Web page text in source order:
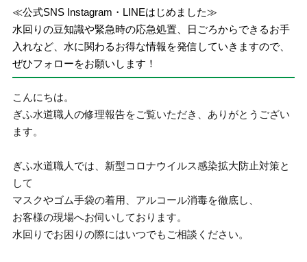
≪公式SNS Instagram・LINEはじめました≫
水回りの豆知識や緊急時の応急処置、日ごろからできるお手
入れなど、水に関わるお得な情報を発信していきますので、
ぜひフォローをお願いします！
こんにちは。
ぎふ水道職人の修理報告をご覧いただき、ありがとうござい
ます。
ぎふ水道職人では、新型コロナウイルス感染拡大防止対策と
して
マスクやゴム手袋の着用、アルコール消毒を徹底し、
お客様の現場へお伺いしております。
水回りでお困りの際にはいつでもご相談ください。